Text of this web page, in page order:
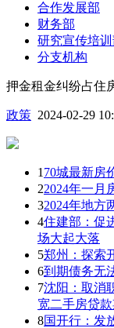
合作发展部
财务部
研究宣传培训
分支机构
押金租金纠纷占住
政策 2024-02-29
1 70城最新房
22024年一月
32024年地方
4住建部：促
场大起大落
5郑州：探索
6到期债务无
7沈阳：取消
宽二手房贷
8国开行：发